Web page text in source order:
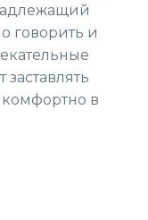
говорить и
заставлять
в